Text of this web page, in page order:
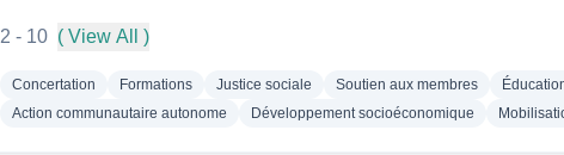
2 - 10 ( View All )
Concertation Formations Justice sociale Soutien aux membres
Action communautaire autonome
Développement socioéconomique